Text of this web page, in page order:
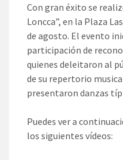
Con gran éxito se
Loncca”, en la Plaza
de agosto. El evento
participación de
quienes deleitaron al
de su repertorio
presentaron danzas
Puedes ver a
los siguientes vídeos: